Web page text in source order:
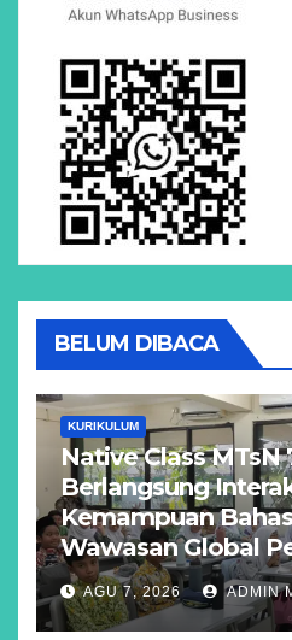
BELUM DIBACA
KURIKULUM
Native Class MTsN
Berlangsung
Kemampuan
Wawasan Global
AGU 7, 2026 ADMIN